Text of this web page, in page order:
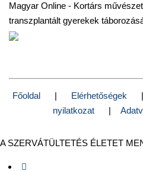
Magyar Online - Kortárs
transzplantált gyerekek
Főoldal | Elérhetőségek
nyilatkozat
|
A SZERVÁTÜLTETÉS ÉLETET